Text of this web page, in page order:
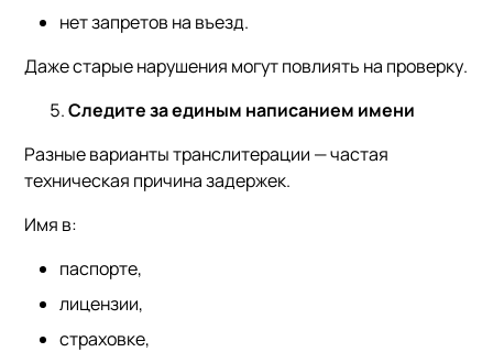
нет запретов на въезд.
Даже старые нарушения могут повлиять на проверку.
Следите за единым написанием имени
Разные варианты транслитерации — частая
техническая причина задержек.
Имя в:
паспорте,
лицензии,
страховке,